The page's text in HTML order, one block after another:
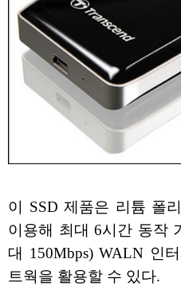
이 SSD 제품은 리튬 폴
이용해 최대 6시간 동작
대 150Mbps) WALN 인
트웍을 활용할 수 있다.